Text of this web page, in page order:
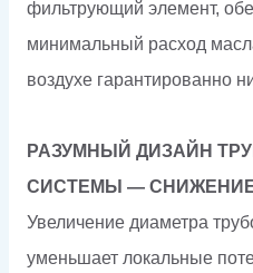
фильтрующий элемент,
минимальный расход
воздухе гарантированно
РАЗУМНЫЙ ДИЗАЙН
СИСТЕМЫ —
Увеличение диаметра
уменьшает локальные